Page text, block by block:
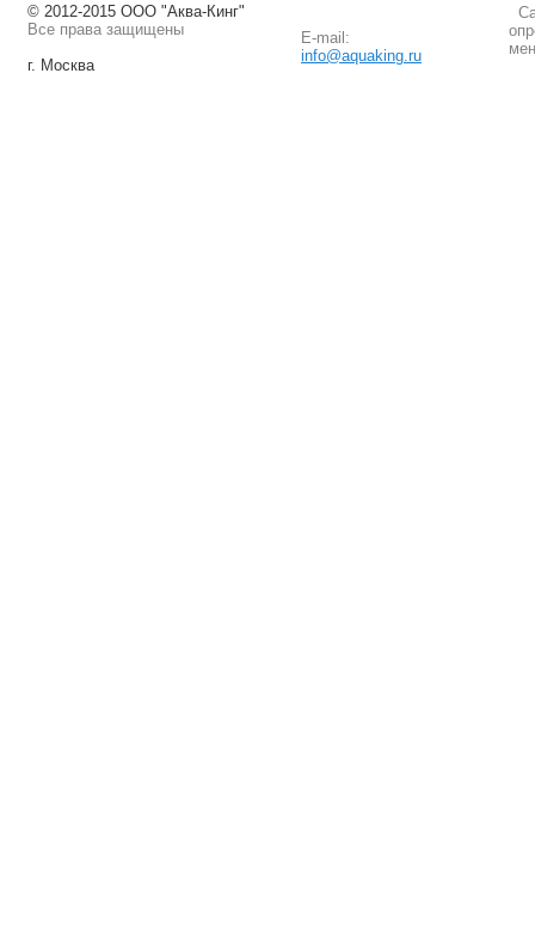
© 2012-2015 ООО "Аква-Кинг"
Все права защищены
г. Москва
E-mail:
info@aquaking.ru